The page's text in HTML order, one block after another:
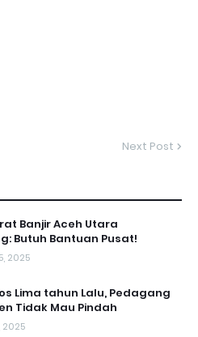
Next Post
Banjir Aceh Utara
Butuh Bantuan Pusat!
2025
Lima tahun Lalu, Pedagang
Tidak Mau Pindah
2025